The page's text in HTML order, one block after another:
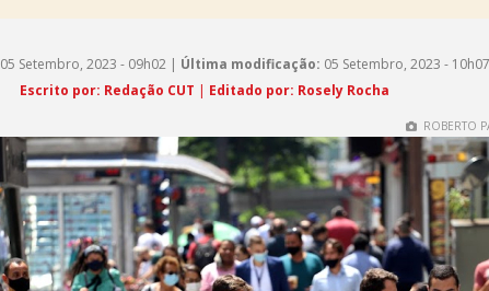
05 Setembro, 2023 - 09h02 | Última modificação: 05 Setembro, 2023 - 10h07
Escrito por: Redação CUT | Editado por: Rosely Rocha
ROBERTO